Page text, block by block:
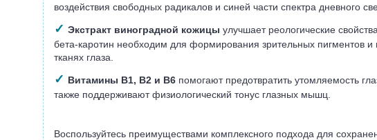
воздействия свободных радикалов и синей части спектра дневного
✓ Экстракт виноградной кожицы улучшает реологические
бета-каротин необходим для формирования зрительных пигментов
тканях глаза.
✓ Витамины В1, В2 и В6 помогают предотвратить утомляемость
также поддерживают физиологический тонус глазных мышц.
Воспользуйтесь преимуществами комплексного подхода для